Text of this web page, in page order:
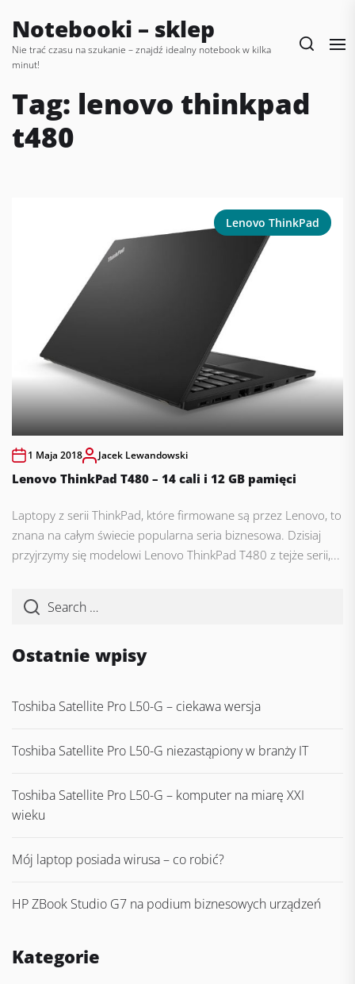
the
content
Notebooki – sklep
Nie trać czasu na szukanie – znajdź idealny notebook w kilka
minut!
Tag: lenovo thinkpad
t480
Lenovo ThinkPad
1 Maja 2018 Jacek Lewandowski
Lenovo ThinkPad T480 – 14 cali i 12 GB pamięci
Laptopy z serii ThinkPad, które firmowane są przez Lenovo, to
znana na całym świecie popularna seria biznesowa. Dzisiaj
przyjrzymy się modelowi Lenovo ThinkPad T480 z tejże serii,...
Ostatnie wpisy
Toshiba Satellite Pro L50-G – ciekawa wersja
Toshiba Satellite Pro L50-G niezastąpiony w branży IT
Toshiba Satellite Pro L50-G – komputer na miarę XXI
wieku
Mój laptop posiada wirusa – co robić?
HP ZBook Studio G7 na podium biznesowych urządzeń
Kategorie